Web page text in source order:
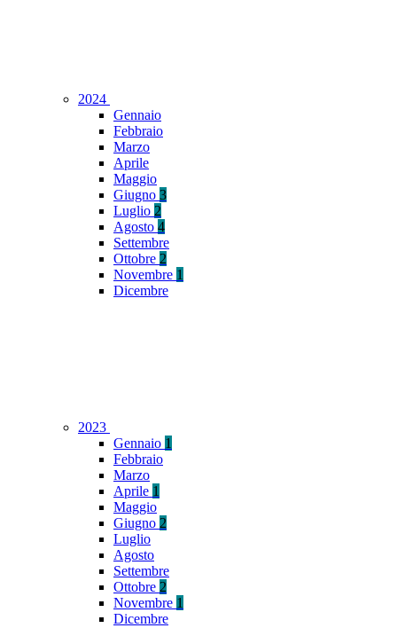
2024
Gennaio
Febbraio
Marzo
Aprile
Maggio
Giugno 3
Luglio 2
Agosto 4
Settembre
Ottobre 2
Novembre 1
Dicembre
2023
Gennaio 1
Febbraio
Marzo
Aprile 1
Maggio
Giugno 2
Luglio
Agosto
Settembre
Ottobre 2
Novembre 1
Dicembre